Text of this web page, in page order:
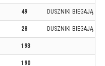
49 DUSZNIKI BIEGAJĄ
28 DUSZNIKI BIEGAJĄ
193
190